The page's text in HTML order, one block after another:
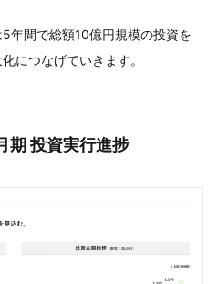
年間で総額10億円規模の投資を
につなげていきます。
期 投資実行進捗